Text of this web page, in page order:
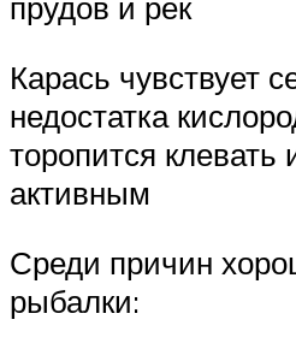
прудов и рек
Карась чувствует
недостатка
торопится клевать
активным
Среди причин
рыбалки: